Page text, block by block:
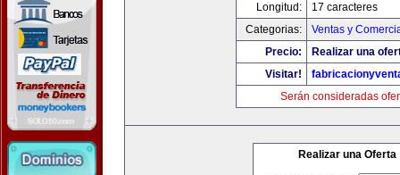
Longitud:
17 caracteres
Categorias:
Ventas y
Precio:
Realizar una
Visitar!
Serán consideradas
Realizar una Oferta